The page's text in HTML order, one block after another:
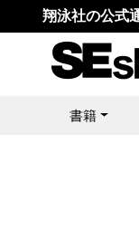
翔泳社の公式
書籍